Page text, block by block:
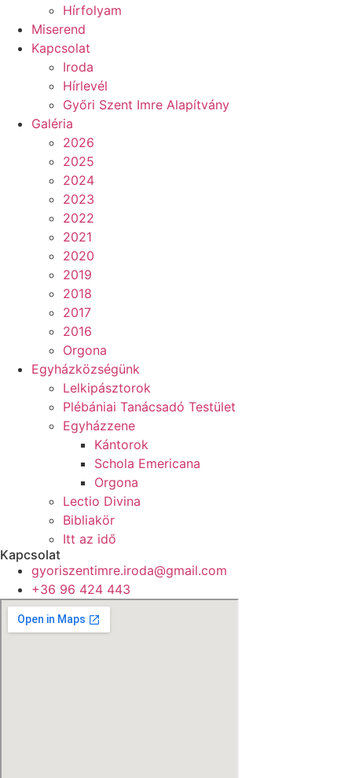
Hírfolyam
Miserend
Kapcsolat
Iroda
Hírlevél
Győri Szent Imre Alapítvány
Galéria
2026
2025
2024
2023
2022
2021
2020
2019
2018
2017
2016
Orgona
Egyházközségünk
Lelkipásztorok
Plébániai Tanácsadó Testület
Egyházzene
Kántorok
Schola Emericana
Orgona
Lectio Divina
Bibliakör
Itt az idő
Kapcsolat
gyoriszentimre.iroda@gmail.com
+36 96 424 443